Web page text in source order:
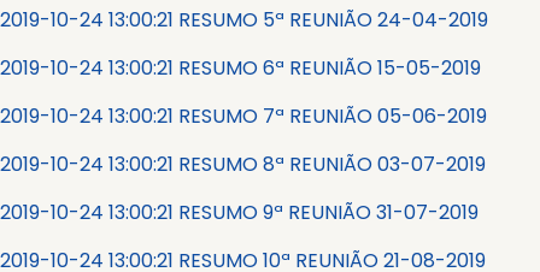
2019-10-24 13:00:21 RESUMO 5ª REUNIÃO 24-04-2019
2019-10-24 13:00:21 RESUMO 6ª REUNIÃO 15-05-2019
2019-10-24 13:00:21 RESUMO 7ª REUNIÃO 05-06-2019
2019-10-24 13:00:21 RESUMO 8ª REUNIÃO 03-07-2019
2019-10-24 13:00:21 RESUMO 9ª REUNIÃO 31-07-2019
2019-10-24 13:00:21 RESUMO 10ª REUNIÃO 21-08-2019